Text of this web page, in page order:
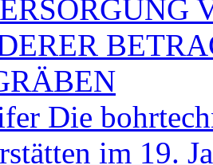
Die
im 19.